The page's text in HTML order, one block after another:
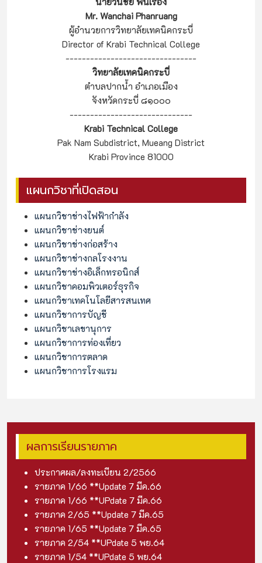
Mr. Wanchai Phanruang
ผู้อำนวยการวิทยาลัยเทคนิคกระบี่
Director of Krabi Technical College
--------------------------------
วิทยาลัยเทคนิคกระบี่
ตำบลปากน้ำ อำเภอเมือง
จังหวัดกระบี่ ๘๑๐๐๐
------------------------------
Krabi Technical College
Pak Nam Subdistrict, Mueang District
Krabi Province 81000
แผนกวิชาที่เปิดสอน
แผนกวิชาช่างไฟฟ้ากำลัง
แผนกวิชาช่างยนต์
แผนกวิชาช่างก่อสร้าง
แผนกวิชาช่างกลโรงงาน
แผนกวิชาช่างอิเล็กทรอนิกส์
แผนกวิชาคอมพิวเตอร์ธุรกิจ
แผนกวิชาเทคโนโลยีสารสนเทศ
แผนกวิชาการบัญชี
แผนกวิชาเลขานุการ
แผนกวิชาการท่องเที่ยว
แผนกวิชาการตลาด
แผนกวิชาการโรงแรม
ผลการเรียนรายภาค
ประกาศผล/ลงทะเบียน 2/2566
รายภาค 1/66 **Update 7 มีค.66
รายภาค 1/66 **UPdate 7 มีค.66
รายภาค 2/65 **Update 7 มีค.65
รายภาค 1/65 **Update 7 มีค.65
รายภาค 2/54 **UPdate 5 พย.64
รายภาค 1/54 **UPdate 5 พย.64